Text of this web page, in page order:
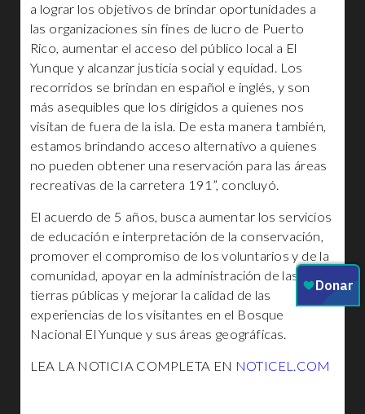
a lograr los objetivos de brindar oportunidades a
las organizaciones sin fines de lucro de Puerto
Rico, aumentar el acceso del público local a El
Yunque y alcanzar justicia social y equidad. Los
recorridos se brindan en español e inglés, y son
más asequibles que los dirigidos a quienes nos
visitan de fuera de la isla. De esta manera también,
estamos brindando acceso alternativo a quienes
no pueden obtener una reservación para las áreas
recreativas de la carretera 191”, concluyó.
El acuerdo de 5 años, busca aumentar los servicios
de educación e interpretación de la conservación,
promover el compromiso de los voluntarios y de la
comunidad, apoyar en la administración de las
tierras públicas y mejorar la calidad de las
experiencias de los visitantes en el Bosque
Nacional El Yunque y sus áreas geográficas.
LEA LA NOTICIA COMPLETA EN NOTICEL.COM